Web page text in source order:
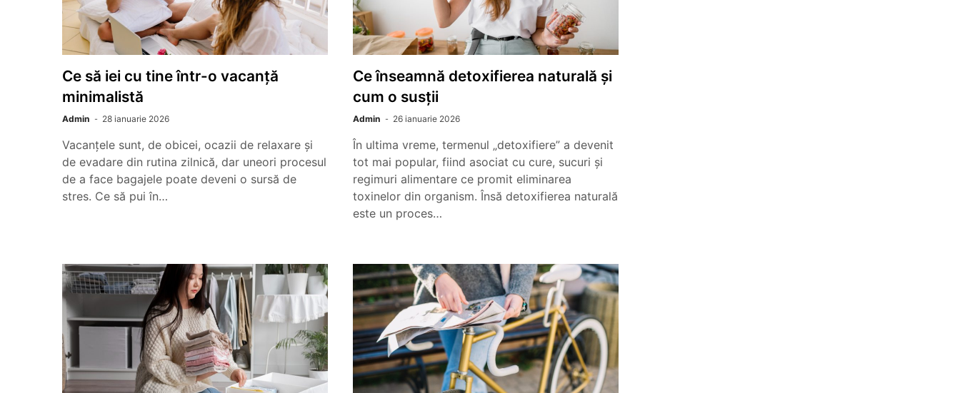
Ce să iei cu tine într-o vacanță
minimalistă
Admin 28 ianuarie 2026
Vacanțele sunt, de obicei, ocazii de relaxare și
de evadare din rutina zilnică, dar uneori procesul
de a face bagajele poate deveni o sursă de
stres. Ce să pui în…
Ce înseamnă detoxifierea naturală și
cum o susții
Admin 26 ianuarie 2026
În ultima vreme, termenul „detoxifiere” a devenit
tot mai popular, fiind asociat cu cure, sucuri și
regimuri alimentare ce promit eliminarea
toxinelor din organism. Însă detoxifierea naturală
este un proces…